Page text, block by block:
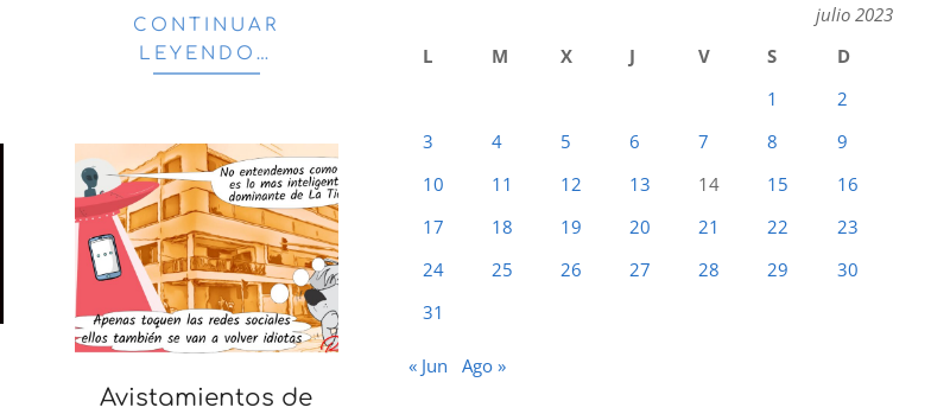
CONTINUAR
LEYENDO…
Avistamientos de
julio 2023
L
M X J V S
D
1
2
3
4 5 6 7 8
9
10
11 12 13 14 15
16
17
18 19 20 21 22
23
24
25 26 27 28 29
30
31
« Jun Ago »